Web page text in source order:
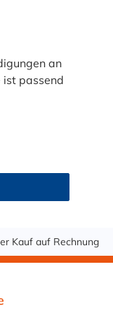
an
ist passend
Kauf auf Rechnung